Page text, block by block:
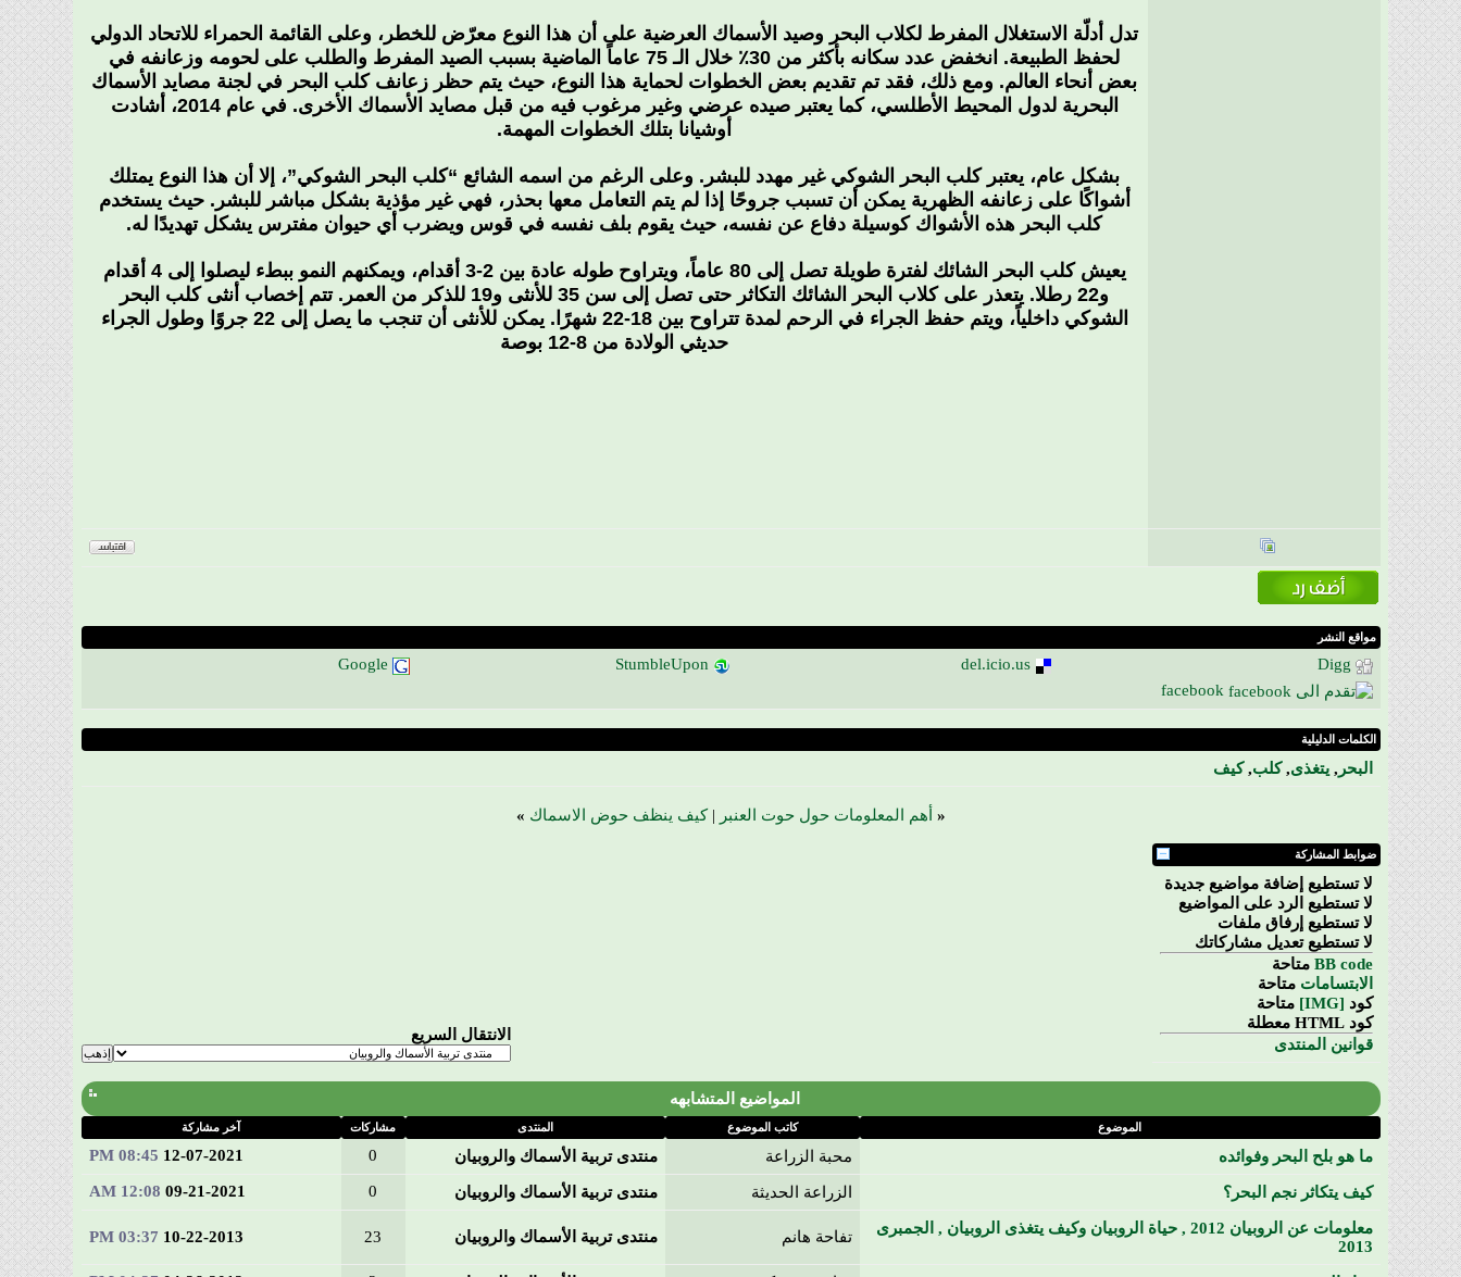
تدل أدلّة الاستغلال المفرط لكلاب البحر وصيد الأسماك العرضية على أن هذا النوع معرّض للخطر، وعلى القائمة الحمراء للاتحاد الدولي
لحفظ الطبيعة. انخفض عدد سكانه بأكثر من 30٪ خلال الـ 75 عاماً الماضية بسبب الصيد المفرط والطلب على لحومه وزعانفه في
بعض أنحاء العالم. ومع ذلك، فقد تم تقديم بعض الخطوات لحماية هذا النوع، حيث يتم حظر زعانف كلب البحر في لجنة مصايد الأسماك
البحرية لدول المحيط الأطلسي، كما يعتبر صيده عرضي وغير مرغوب فيه من قبل مصايد الأسماك الأخرى. في عام 2014، أشادت
أوشيانا بتلك الخطوات المهمة.
بشكل عام، يعتبر كلب البحر الشوكي غير مهدد للبشر. وعلى الرغم من اسمه الشائع “كلب البحر الشوكي”، إلا أن هذا النوع يمتلك
أشواكًا على زعانفه الظهرية يمكن أن تسبب جروحًا إذا لم يتم التعامل معها بحذر، فهي غير مؤذية بشكل مباشر للبشر. حيث يستخدم
كلب البحر هذه الأشواك كوسيلة دفاع عن نفسه، حيث يقوم بلف نفسه في قوس ويضرب أي حيوان مفترس يشكل تهديدًا له.
يعيش كلب البحر الشائك لفترة طويلة تصل إلى 80 عاماً، ويتراوح طوله عادة بين 2-3 أقدام، ويمكنهم النمو ببطء ليصلوا إلى 4 أقدام
و22 رطلا. يتعذر على كلاب البحر الشائك التكاثر حتى تصل إلى سن 35 للأنثى و19 للذكر من العمر. تتم إخصاب أنثى كلب البحر
الشوكي داخلياً، ويتم حفظ الجراء في الرحم لمدة تتراوح بين 18-22 شهرًا. يمكن للأنثى أن تنجب ما يصل إلى 22 جروًا وطول الجراء
حديثي الولادة من 8-12 بوصة
مواقع النشر
Digg
del.icio.us
StumbleUpon
Google
facebook
الكلمات الدليلية
البحر ,يتغذى,كلب,كيف
« أهم المعلومات حول حوت العنبر |كيف ينظف حوض الاسماك »
ضوابط المشاركة
لا تستطيع إضافة مواضيع جديدة
لا تستطيع الرد على المواضيع
لا تستطيع إرفاق ملفات
لا تستطيع تعديل مشاركاتك
BB code متاحة
الابتسامات متاحة
كود [IMG]
متاحة
كود HTML
معطلة
قوانين المنتدى
الانتقال السريع
المواضيع المتشابهه
الموضوع كاتب الموضوع المنتدى مشاركات آخر مشاركة
ما هو بلح البحر وفوائده محبة الزراعة منتدى تربية الأسماك والروبيان 0
12-07-2021
08:45 PM
كيف يتكاثر نجم البحر؟ الزراعة الحديثة منتدى تربية الأسماك والروبيان 0
09-21-2021
12:08 AM
معلومات عن الروبيان 2012 , حياة الروبيان وكيف يتغذى الروبيان , الجمبرى
2013
تفاحة هانم منتدى تربية الأسماك والروبيان 23
10-22-2013
03:37 PM